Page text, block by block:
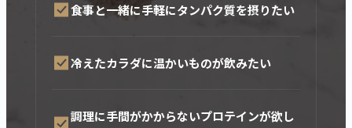
食事と一緒に手軽にタンパク質を摂りたい
冷えたカラダに温かいものが飲みたい
調理に手間がかからないプロテインが欲し